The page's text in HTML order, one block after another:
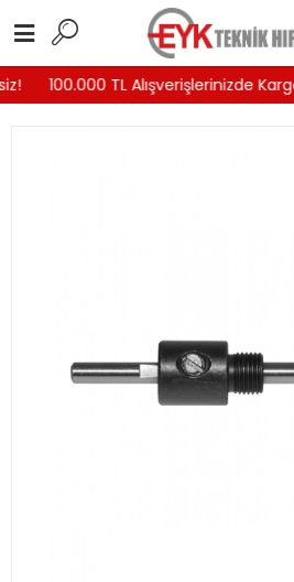
100.000 TL Alışverişlerinizde